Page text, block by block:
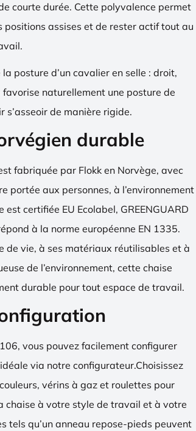
courte durée. Cette polyvalence permet
assises et de rester actif tout au
posture d’un cavalier en selle : droit,
naturellement une posture de
s’asseoir de manière rigide.
durable
fabriquée par Flokk en Norvège, avec
portée aux personnes, à l’environnement
certifiée EU Ecolabel, GREENGUARD
à la norme européenne EN 1335.
de vie, à ses matériaux réutilisables et à
de l’environnement, cette chaise
durable pour tout espace de travail.
vous pouvez facilement configurer
via notre configurateur.Choisissez
vérins à gaz et roulettes pour
à votre style de travail et à votre
tels qu’un anneau repose-pieds peuvent